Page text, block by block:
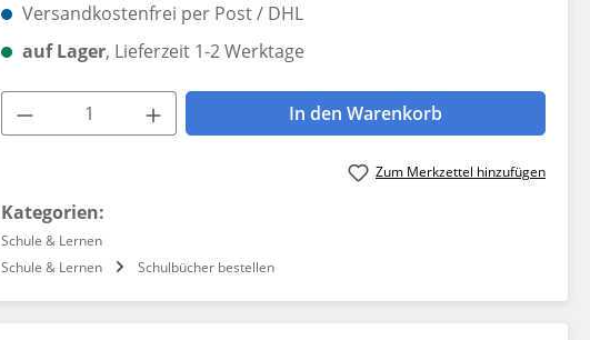
Versandkostenfrei per Post / DHL
auf Lager, Lieferzeit 1-2 Werktage
Produkt Anzahl: Gib den gewünschten Wert
In den Warenkorb
Zum Merkzettel hinzufügen
Kategorien:
Schule & Lernen
Schule & Lernen
Schulbücher bestellen